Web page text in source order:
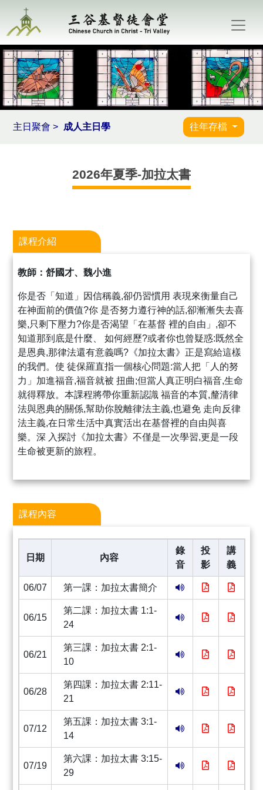
主日聚會 > 成人主日學 往年存檔
2026年夏季-加拉太書
課程介紹
教師：舒國才、魏小進
你是否「知道」因信稱義,卻仍習慣用 表現來衡量自己
在神面前的價值?你 是否努力遵行神的話,卻漸漸失去喜
樂,只剩下壓力?你是否渴望「在基督 裡的自由」,卻不
知道那到底是什麼、 如何經歷?或者你也曾疑惑:既然全
是恩典,那律法還有意義嗎?《加拉太書》正是寫給這樣
的我們。使 徒保羅直指一個核心問題:當人把「人的努
力」加進福音,福音就被 扭曲;但當人真正明白福音,生命
就得釋放。本課程將帶你重新認識 福音的本質,釐清律
法與恩典的關係,幫助你脫離律法主義,也避免 走向反律
法主義,在日常生活中真實活出在基督裡的自由與喜
樂。深 入探討《加拉太書》不僅是一次學習,更是一段
生命被更新的旅程。
課程內容
日期 內容
錄
音
投
影
講
義
06/07 第一課：加拉太書簡介
06/15
第二課：加拉太書 1:1-
24
06/21
第三課：加拉太書 2:1-
10
06/28
第四課：加拉太書 2:11-
21
07/12
第五課：加拉太書 3:1-
14
07/19
第六課：加拉太書 3:15-
29